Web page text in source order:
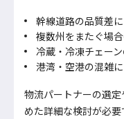
幹線道路の品質差
複数州をまたぐ場
冷蔵・冷凍チェー
港湾・空港の混雑
物流パートナーの選
めた詳細な検討が必